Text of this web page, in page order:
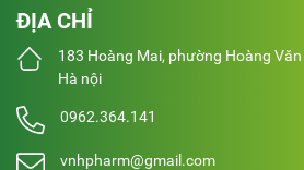
ĐỊA CHỈ
183 Hoàng Mai, phường Hoàng
Hà nội
0962.364.141
vnhpharm@gmail.com